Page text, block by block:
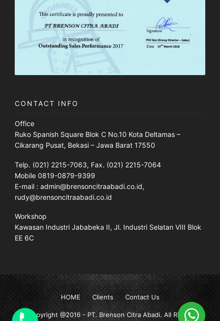
CONTACT INFO
Office
Ruko Spanish Square Blok C No.10 Kota Deltamas –
Cikarang Pusat, Bekasi – Jawa Barat 17550
Telp. (021) 2215-7063, Fax. (021) 2215-7064
Mobile 0819-0879-9399
E-mail : admin@brensoncitraabadi.co.id,
rudy@brensoncitraabadi.co.id
Workshop
Kawasan Industri Jababeka II, Jl. Industri Selatan VIII Blok
EE 6C
HOME Clients Contact Us
Copyright @2016 -PT. Brenson Citra Abadi. All Rights